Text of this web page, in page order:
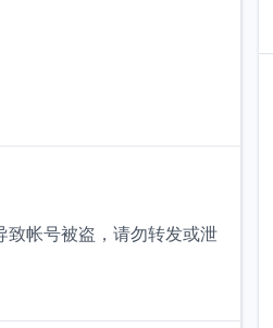
致帐号被盗，请勿转发或泄